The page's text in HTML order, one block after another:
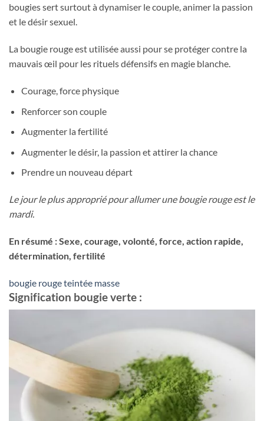
bougies sert surtout à dynamiser le couple, animer la passion
et le désir sexuel.
La bougie rouge est utilisée aussi pour se protéger contre la
mauvais œil pour les rituels défensifs en magie blanche.
Courage, force physique
Renforcer son couple
Augmenter la fertilité
Augmenter le désir, la passion et attirer la chance
Prendre un nouveau départ
Le jour le plus approprié pour allumer une bougie rouge est le
mardi.
En résumé : Sexe, courage, volonté, force, action rapide,
détermination, fertilité
bougie rouge teintée masse
Signification bougie verte :